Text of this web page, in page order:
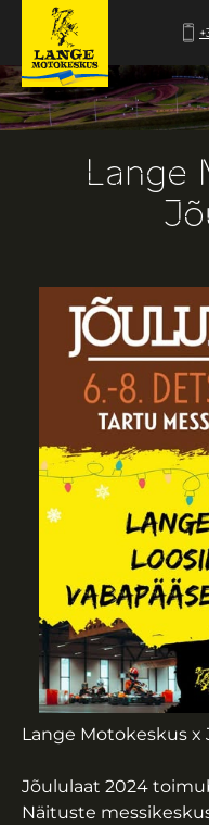
Lange
Lange Motokeskus x
Jõululaat 2024
Näituste